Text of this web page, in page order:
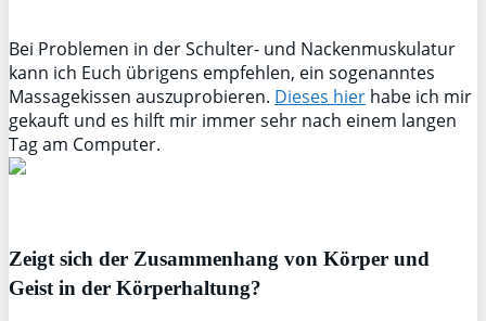
Bei Problemen in der Schulter- und Nackenmuskulatur
kann ich Euch übrigens empfehlen, ein sogenanntes
Massagekissen auszuprobieren. Dieses hier habe ich mir
gekauft und es hilft mir immer sehr nach einem langen
Tag am Computer.
Zeigt sich der Zusammenhang von Körper und
Geist in der Körperhaltung?